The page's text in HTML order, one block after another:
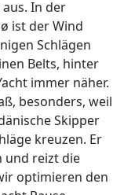
In der
ist der Wind
Schlägen
Belts, hinter
immer näher.
besonders, weil
Skipper
kreuzen. Er
und reizt die
optimieren den